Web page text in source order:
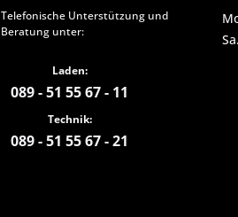
Telefonische Unterstützung und
Beratung unter:
Laden:
089 - 51 55 67 - 11
Technik:
089 - 51 55 67 - 21